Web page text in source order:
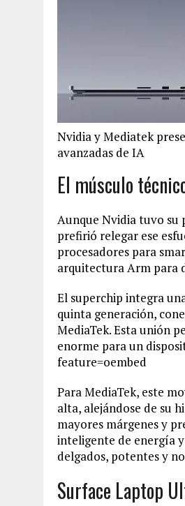
Nvidia y Mediatek
avanzadas de IA
El músculo
Aunque Nvidia tuvo su
prefirió relegar ese
procesadores para
arquitectura Arm para
El superchip integra
quinta generación,
MediaTek. Esta unión
enorme para un
feature=oembed
Para MediaTek, este
alta, alejándose de su
mayores márgenes y
inteligente de energía
delgados, potentes y
Surface Laptop